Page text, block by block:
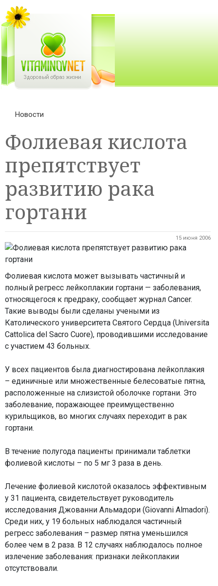
Новости
Фолиевая кислота
препятствует
развитию рака
гортани
15 июня 2006
Фолиевая кислота может вызывать частичный и
полный регресс лейкоплакии гортани — заболевания,
относящегося к предраку, сообщает журнал Cancer.
Такие выводы были сделаны учеными из
Католического университета Святого Сердца (Universita
Cattolica del Sacro Cuore), проводившими исследование
с участием 43 больных.
У всех пациентов была диагностирована лейкоплакия
– единичные или множественные белесоватые пятна,
расположенные на слизистой оболочке гортани. Это
заболевание, поражающее преимущественно
курильщиков, во многих случаях переходит в рак
гортани.
В течение полугода пациенты принимали таблетки
фолиевой кислоты – по 5 мг 3 раза в день.
Лечение фолиевой кислотой оказалось эффективным
у 31 пациента, свидетельствует руководитель
исследования Джованни Альмадори (Giovanni Almadori).
Среди них, у 19 больных наблюдался частичный
регресс заболевания – размер пятна уменьшился
более чем в 2 раза. В 12 случаях наблюдалось полное
излечение заболевания: признаки лейкоплакии
отсутствовали.